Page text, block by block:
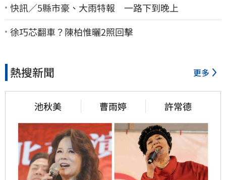
快訊／5縣市豪、大雨特報 一路下到晚上
徐巧芯翻車？陳柏惟曬2照回擊
熱搜新聞 更多
池秋美 曹雨婷 許常德